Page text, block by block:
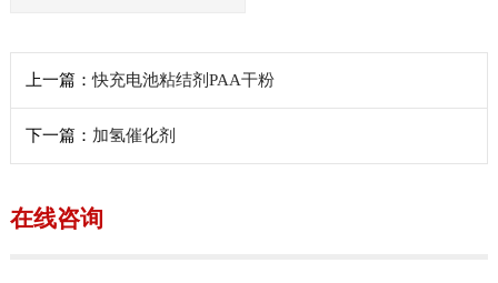
上一篇：快充电池粘结剂PAA干粉
下一篇： 加氢催化剂
在线咨询